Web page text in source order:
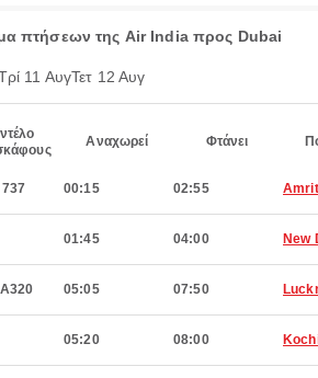
πτήσεων της Air India προς Dubai
11 ΑυγΤετ 12 Αυγ
Αναχωρεί Φτάνει
00:15 02:55
01:45 04:00 New
05:05 07:50
05:20 08:00